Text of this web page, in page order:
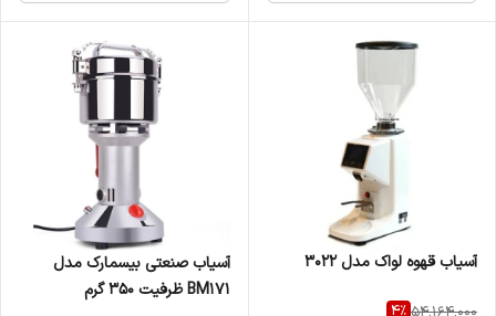
آسیاب قهوه لواک مدل 3022
آسیاب صنعتی بیسمارک مدل
BM171 ظرفیت ۳۵۰ گرم